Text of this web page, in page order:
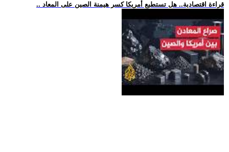
.. قراءة اقتصادية.. هل تستطيع أمريكا كسر هيمنة الصين على المعاد